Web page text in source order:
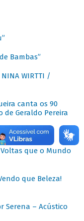
Bambas”
NINA WIRTTI /
canta os 90
de Geraldo Pereira
Voltas que o Mundo
que Beleza!
Serena – Acústico